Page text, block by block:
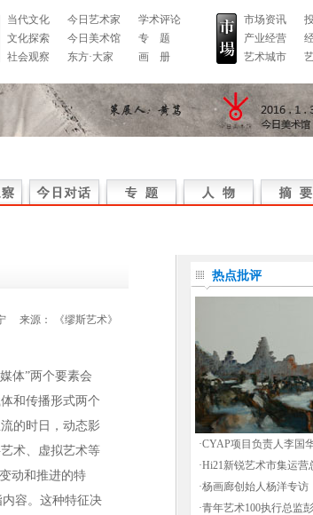
当代文化
文化探索
社会观察
今日艺术家
今日美术馆
东方·大家
学术评论
专 题
画 册
市场资讯
产业经营
艺术城市
来源： 《缪斯艺术》
体”两个要素会
和传播形式两个
的时日，动态影
术、虚拟艺术等
动和推进的特
容。这种特征决
热点批评
·CYAP项目负责人李国
·Hi21新锐艺术市集运营
·杨画廊创始人杨洋专访
·青年艺术100执行总监